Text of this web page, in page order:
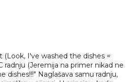
(Look, I've washed the dishes =
radnju (Jeremija na primer nikad ne
dishes!!!" Naglašava samu radnju,